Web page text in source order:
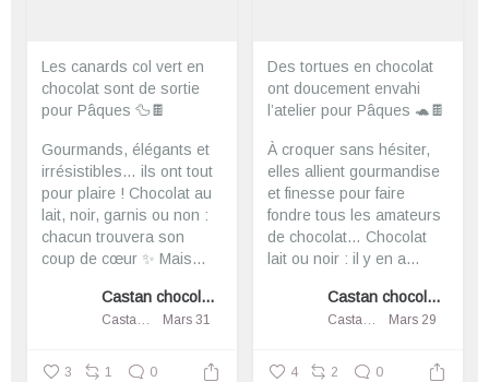
Les canards col vert en
chocolat sont de sortie
pour Pâques 🦆🍫
Gourmands, élégants et
irrésistibles… ils ont tout
pour plaire ! Chocolat au
lait, noir, garnis ou non :
chacun trouvera son
coup de cœur ✨ Mais...
Castan chocolatier
Castan chocolatier Mars 31
3 1 0
Des tortues en chocolat
ont doucement envahi
l’atelier pour Pâques 🐢🍫
À croquer sans hésiter,
elles allient gourmandise
et finesse pour faire
fondre tous les amateurs
de chocolat… Chocolat
lait ou noir : il y en a...
Castan chocolatier
Castan chocolatier Mars 29
4 2 0